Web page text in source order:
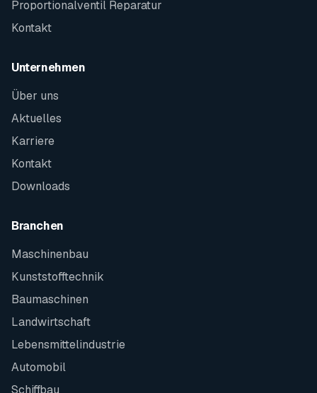
Proportionalventil Reparatur
Kontakt
Unternehmen
Über uns
Aktuelles
Karriere
Kontakt
Downloads
Branchen
Maschinenbau
Kunststofftechnik
Baumaschinen
Landwirtschaft
Lebensmittelindustrie
Automobil
Schiffbau